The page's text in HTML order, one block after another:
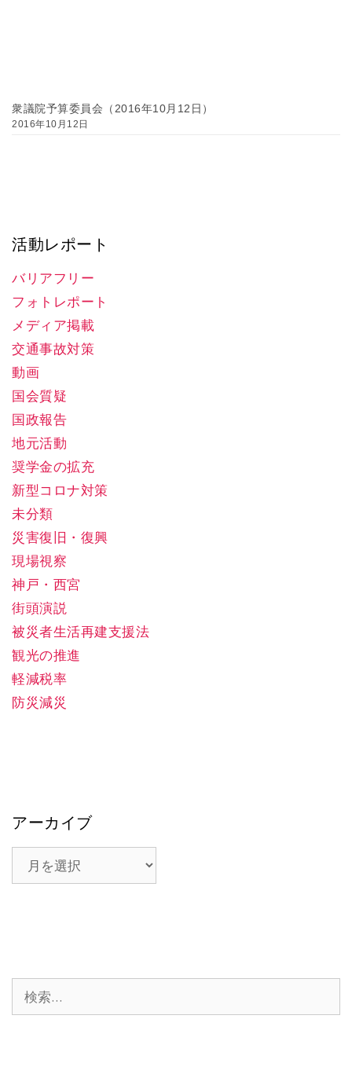
衆議院予算委員会（2016年10月12日）
2016年10月12日
活動レポート
バリアフリー
フォトレポート
メディア掲載
交通事故対策
動画
国会質疑
国政報告
地元活動
奨学金の拡充
新型コロナ対策
未分類
災害復旧・復興
現場視察
神戸・西宮
街頭演説
被災者生活再建支援法
観光の推進
軽減税率
防災減災
アーカイブ
索: